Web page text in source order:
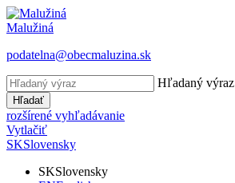
Malužiná
podatelna@obecmaluzina.sk
Hľadaný výraz
Hľadať
rozšírené vyhľadávanie
Vytlačiť
SKSlovensky
SKSlovensky